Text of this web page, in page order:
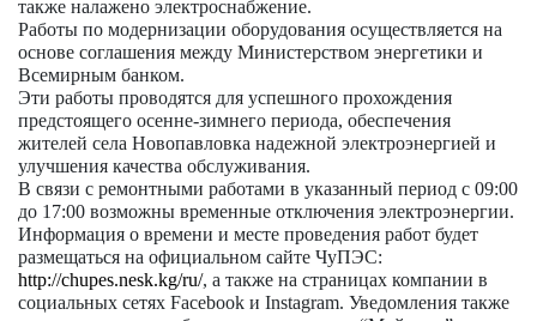
также налажено электроснабжение.
Работы по модернизации оборудования осуществляется на
основе соглашения между Министерством энергетики и
Всемирным банком.
Эти работы проводятся для успешного прохождения
предстоящего осенне-зимнего периода, обеспечения
жителей села Новопавловка надежной электроэнергией и
улучшения качества обслуживания.
В связи с ремонтными работами в указанный период с 09:00
до 17:00 возможны временные отключения электроэнергии.
Информация о времени и месте проведения работ будет
размещаться на официальном сайте ЧуПЭС:
http://chupes.nesk.kg/ru/, а также на страницах компании в
социальных сетях Facebook и Instagram. Уведомления также